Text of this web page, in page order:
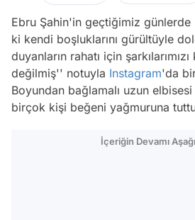
Ebru Şahin'in geçtiğimiz
ki kendi boşluklarını gürültüyle
duyanların rahatı için
değilmiş'' notuyla Instagram'da
Boyundan bağlamalı uzun
birçok kişi beğeni yağmuruna
İçeriğin Devamı